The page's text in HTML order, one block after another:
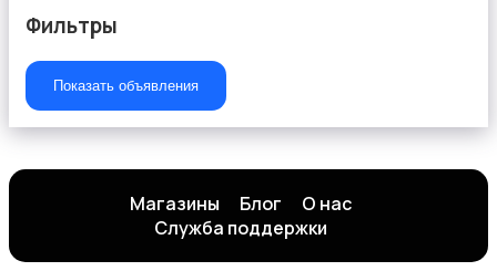
Рестораны и общепит
Производство
Фильтры
Показать объявления
Магазины Блог
О нас
Служба поддержки